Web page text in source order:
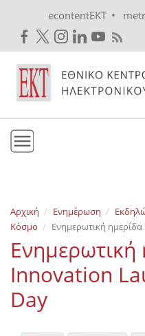
econtentEKT •
Εκδόσεις
Επικοινωνία
Αρχική Ενημέρωση
Κόσμο
Ενημερωτική
Ενημερωτική
Innovation
Day